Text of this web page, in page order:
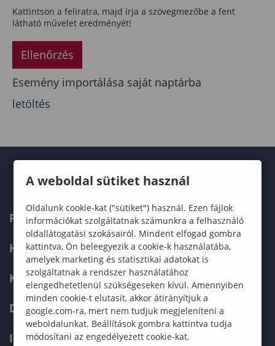
Kattintson a feliratra, majd írja a szövegmezőbe a fent
látható művelet eredményét!
Ellenőrzés
Esemény importálása saját naptárba
letöltés
FELVÉTELIZŐKNEK
HALLGATÓKNAK
KÉPZÉSEK
DOKTORI ISKOLA
INTERNATIONAL
A weboldal sütiket használ
Oldalunk cookie-kat ("sütiket") használ. Ezen fájlok
információkat szolgáltatnak számunkra a felhasználó
oldallátogatási szokásairól. Mindent elfogad gombra
kattintva, Ön beleegyezik a cookie-k használatába,
amelyek marketing és statisztikai adatokat is
szolgáltatnak a rendszer használatához
elengedhetetlenül szükségeseken kívül. Amennyiben
minden cookie-t elutasít, akkor átirányítjuk a
google.com-ra, mert nem tudjuk megjeleníteni a
weboldalunkat. Beállítások gombra kattintva tudja
módosítani az engedélyezett cookie-kat.